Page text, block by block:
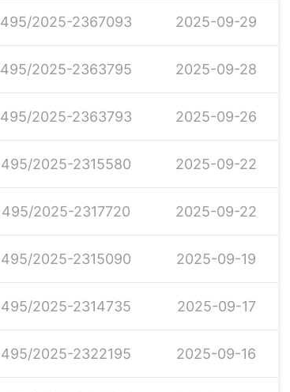
495/2025-2367093 2025-09-29
495/2025-2363795 2025-09-28
495/2025-2363793 2025-09-26
495/2025-2315580 2025-09-22
495/2025-2317720 2025-09-22
495/2025-2315090 2025-09-19
495/2025-2314735 2025-09-17
495/2025-2322195 2025-09-16